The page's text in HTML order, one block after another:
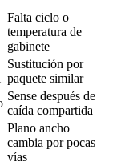
Falta ciclo o
temperatura de
gabinete
Sustitución por
paquete similar
Sense después de
caída compartida
Plano ancho
cambia por pocas
vías